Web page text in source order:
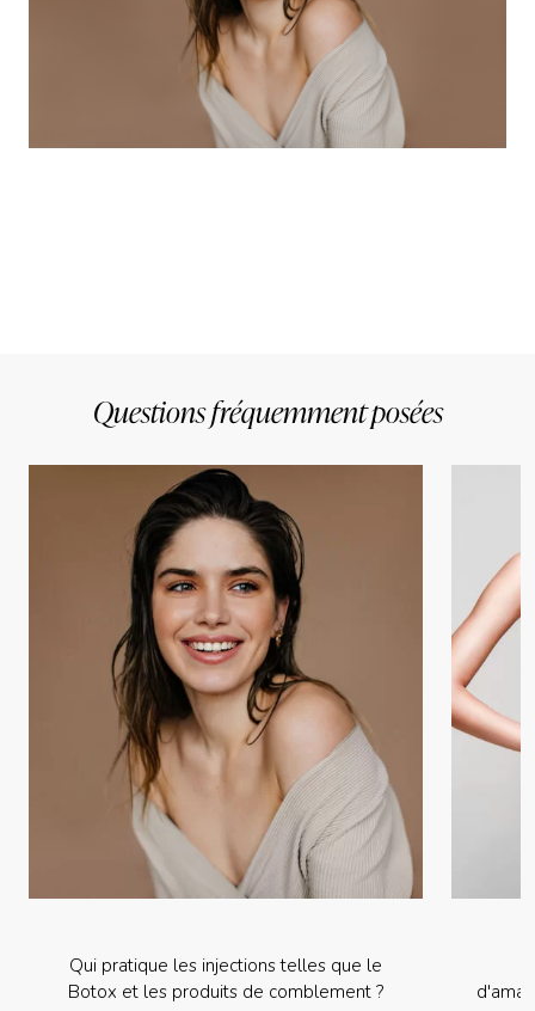
Questions fréquemment posées
Qui pratique les injections telles que le
Botox et les produits de comblement ?